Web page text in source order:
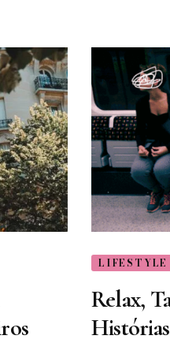
LIFESTYLE
Relax,